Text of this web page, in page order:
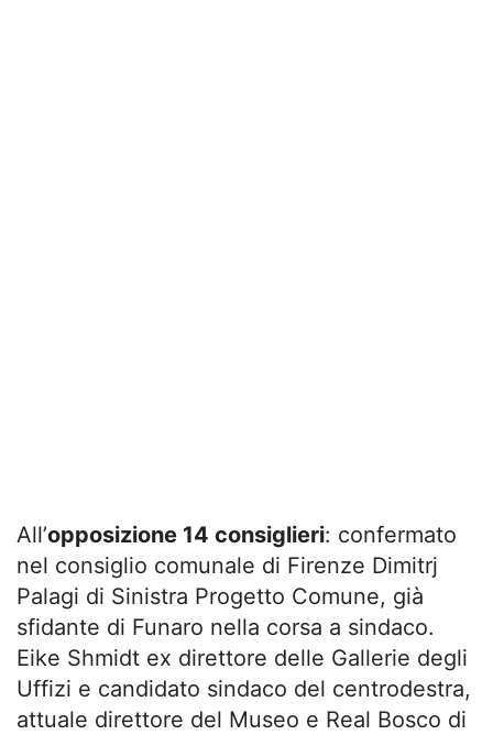
All’opposizione 14 consiglieri: confermato
nel consiglio comunale di Firenze Dimitrj
Palagi di Sinistra Progetto Comune, già
sfidante di Funaro nella corsa a sindaco.
Eike Shmidt ex direttore delle Gallerie degli
Uffizi e candidato sindaco del centrodestra,
attuale direttore del Museo e Real Bosco di